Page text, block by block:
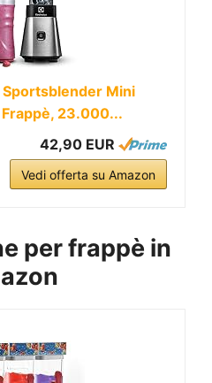
Mini
23.000...
42,90 EUR
Vedi offerta su Amazon
per frappè in